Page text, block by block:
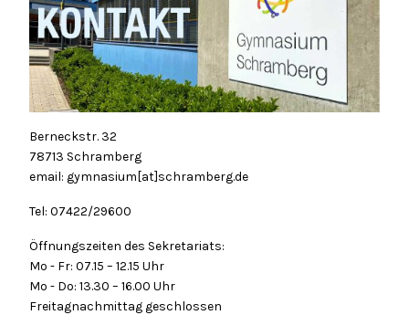
Berneckstr. 32
78713 Schramberg
email: gymnasium[at]schramberg.de
Tel: 07422/29600
Öffnungszeiten des Sekretariats:
Mo - Fr: 07.15 – 12.15 Uhr
Mo - Do: 13.30 – 16.00 Uhr
Freitagnachmittag geschlossen